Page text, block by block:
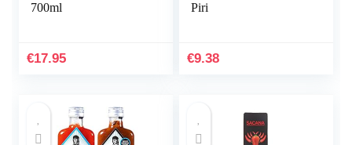
700ml
€17.95
Piri
€9.38